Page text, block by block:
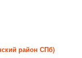
район СПб)